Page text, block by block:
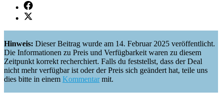
Hinweis: Dieser Beitrag wurde am 14. Februar 2025 veröffentlicht.
Die Informationen zu Preis und Verfügbarkeit waren zu diesem
Zeitpunkt korrekt recherchiert. Falls du feststellst, dass der Deal
nicht mehr verfügbar ist oder der Preis sich geändert hat, teile uns
dies bitte in einem Kommentarmit.